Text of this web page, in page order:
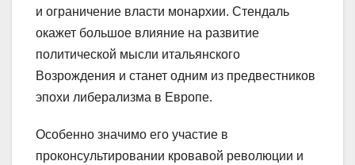
и ограничение власти монархии. Стендаль
окажет большое влияние на развитие
политической мысли итальянского
Возрождения и станет одним из предвестников
эпохи либерализма в Европе.
Особенно значимо его участие в
проконсультировании кровавой революции и